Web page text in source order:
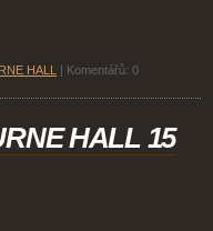
HALL Komentářů: 0
HALL 15